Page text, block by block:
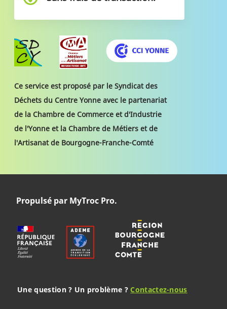
Ce service est proposé par le Syndicat des
Déchets du Centre Yonne avec le partenariat
de la Chambre de Commerce et d'Industrie
de l'Yonne et la Chambre de Métiers et de
l'Artisanat de Bourgogne-Franche-Comté
Propulsé par MyTroc Pro.
Une question ? Un problème ?Contactez-nous